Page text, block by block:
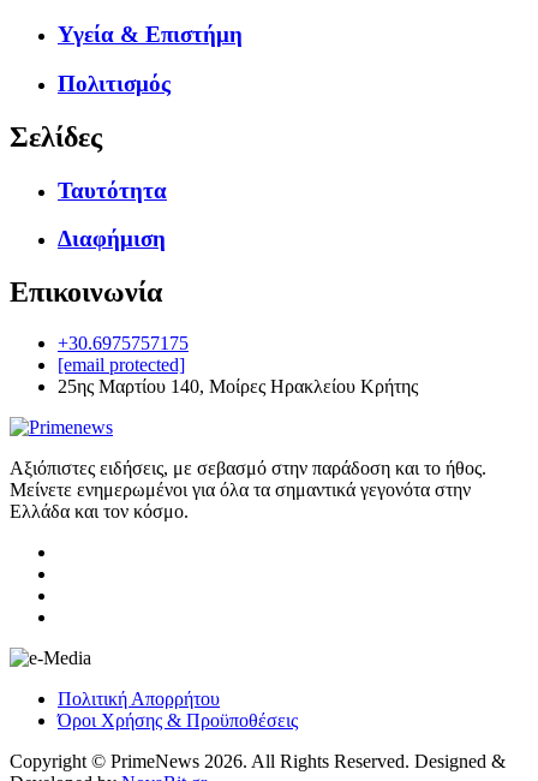
Υγεία & Επιστήμη
Πολιτισμός
Σελίδες
Ταυτότητα
Διαφήμιση
Επικοινωνία
+30.6975757175
[email protected]
25ης Μαρτίου 140, Μοίρες Ηρακλείου Κρήτης
Αξιόπιστες ειδήσεις, με σεβασμό στην παράδοση και το ήθος.
Μείνετε ενημερωμένοι για όλα τα σημαντικά γεγονότα στην
Ελλάδα και τον κόσμο.
Πολιτική Απορρήτου
Όροι Χρήσης & Προϋποθέσεις
Copyright © PrimeNews 2026. All Rights Reserved. Designed &